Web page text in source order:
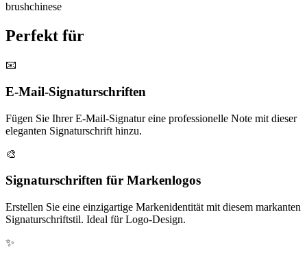
brushchinese
Perfekt für
📧
E-Mail-Signaturschriften
Fügen Sie Ihrer E-Mail-Signatur eine professionelle Note mit dieser
eleganten Signaturschrift hinzu.
🎨
Signaturschriften für Markenlogos
Erstellen Sie eine einzigartige Markenidentität mit diesem markanten
Signaturschriftstil. Ideal für Logo-Design.
✨